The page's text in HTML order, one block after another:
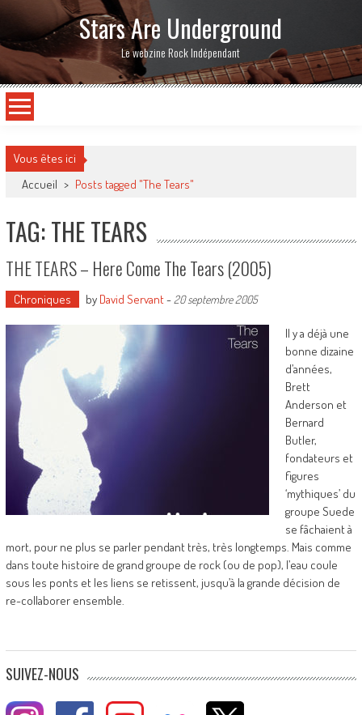
Stars Are Underground
Le webzine Rock Indépendant
Vous êtes ici
Accueil > Posts tagged "The Tears"
TAG: THE TEARS
THE TEARS – Here Come The Tears (2005)
Chroniques by David Servant- 20 septembre 2005
Il y a déjà une
bonne dizaine
d’années,
Brett
Anderson et
Bernard
Butler,
fondateurs et
figures
‘mythiques’ du
groupe Suede
se fâchaient à
mort, pour ne plus se parler pendant très, très longtemps. Mais comme
dans toute histoire de grand groupe de rock (ou de pop), l’eau coule
sous les ponts et les liens se retissent, jusqu’à la grande décision de
re-collaborer ensemble.
SUIVEZ-NOUS